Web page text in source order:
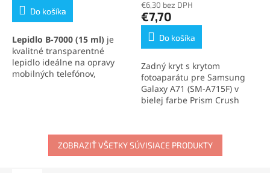
5,0
hviezdičiek.
Do košíka
Lepidlo B-7000 (15 ml) je
kvalitné transparentné
lepidlo ideálne na opravy
mobilných telefónov,
aplikačnej špičke sa
produktu
je
5,0
hviezdičiek.
€6,30 bez DPH
€7,70
Do košíka
Zadný kryt s krytom
fotoaparátu pre Samsung
Galaxy A71 (SM-A715F) v
bielej farbe Prism Crush
Perfektne pasuje,
jednoducho sa inštaluje a
chráni vnútorné
ZOBRAZIŤ VŠETKY SÚVISIACE PRODUKTY